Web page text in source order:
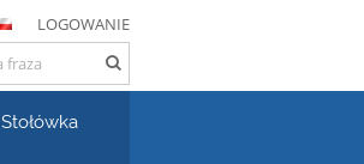
LOGOWANIE
Stołówka